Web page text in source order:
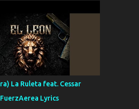
con su hermano el TRES
tiene andan ESPERANDO
ESTARÁ PRESENTE
las bucanas ni tampoco las
es platica de grandes por eso
alegres doy las instrucciones
los deberes Música Si es que
de confianza tengo
La Ruleta feat. Cessar
FuerzAerea Lyrics